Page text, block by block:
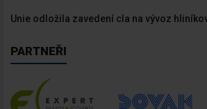
Unie odložila zavedení cla na vývoz
PARTNEŘI